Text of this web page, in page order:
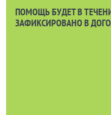
ПОМОЩЬ БУДЕТ В
ЗАФИКСИРОВАНО В